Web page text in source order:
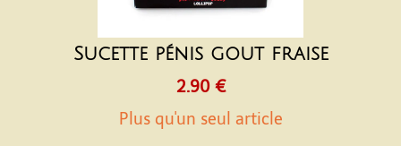
Sucette pénis gout fraise
2.90 €
Plus qu'un seul article